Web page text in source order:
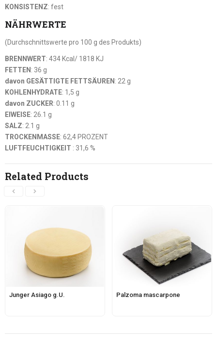
KONSISTENZ: fest
NÄHRWERTE
(Durchschnittswerte pro 100 g des Produkts)
BRENNWERT: 434 Kcal/ 1818 KJ
FETTEN : 36 g
davon GESÄTTIGTE FETTSÄUREN : 22 g
KOHLENHYDRATE: 1,5 g
davon ZUCKER: 0.11 g
EIWEISE: 26.1 g
SALZ: 2.1 g
TROCKENMASSE: 62,4 PROZENT
LUFTFEUCHTIGKEIT : 31,6 %
Related Products
Junger Asiago g.U. Palzoma mascarpone